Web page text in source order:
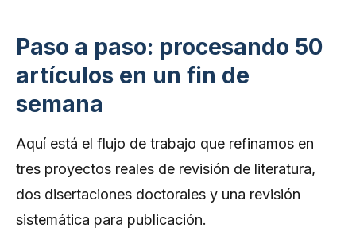
Paso a paso: procesando 50
artículos en un fin de
semana
Aquí está el flujo de trabajo que refinamos en
tres proyectos reales de revisión de literatura,
dos disertaciones doctorales y una revisión
sistemática para publicación.